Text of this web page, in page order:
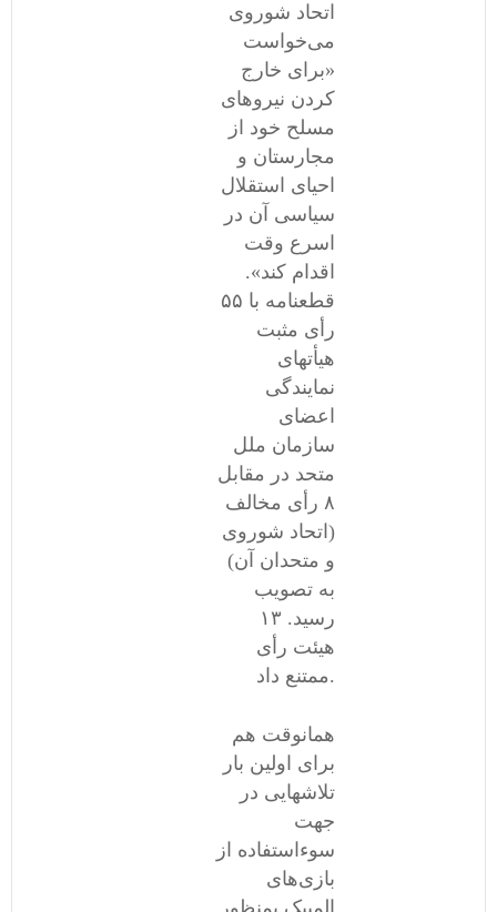
اتحاد شوروی
می‌خواست
«برای خارج
کردن نیروهای
مسلح خود از
مجارستان و
احیای استقلال
سیاسی آن در
اسرع وقت
اقدام کند».
قطعنامه با ۵۵
رأی مثبت
هیأتهای
نمایندگی
اعضای
سازمان ملل
متحد در مقابل
۸ رأی مخالف
(اتحاد شوروی
و متحدان آن)
به تصویب
رسید. ١۳
هیئت رأی
ممتنع داد.
همانوقت هم
برای اولین بار
تلاشهایی در
جهت
سوءاستفاده از
بازی‌های
المپیک بمنظور